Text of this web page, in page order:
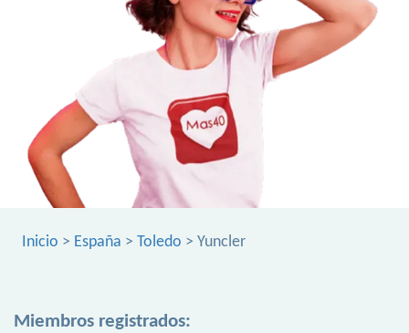
Inicio > España > Toledo > Yuncler
Miembros registrados: